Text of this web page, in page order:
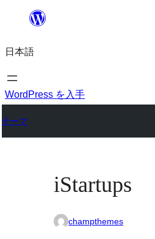
を
ス
キ
プ
日本語
WordPress を入手
テーマ
iStartups
champthemes